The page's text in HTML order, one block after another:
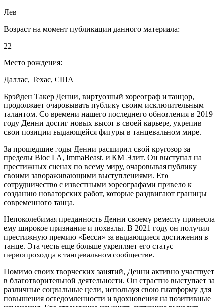
Лев
Возраст на момент публикации данного материала:
22
Место рождения:
Даллас, Техас, США
Брэйден Такер Денни, виртуозный хореограф и танцор,
продолжает очаровывать публику своим исключительным
талантом. Со времени нашего последнего обновления в 2019
году Денни достиг новых высот в своей карьере, укрепив
свои позиции выдающейся фигуры в танцевальном мире.
За прошедшие годы Денни расширил свой кругозор за
пределы Bloc LA, ImmaBeast. и КМ Элит. Он выступал на
престижных сценах по всему миру, очаровывая публику
своими завораживающими выступлениями. Его
сотрудничество с известными хореографами привело к
созданию новаторских работ, которые раздвигают границы
современного танца.
Непоколебимая преданность Денни своему ремеслу принесла
ему широкое признание и похвалы. В 2021 году он получил
престижную премию «Бесси» за выдающиеся достижения в
танце. Эта честь еще больше укрепляет его статус
первопроходца в танцевальном сообществе.
Помимо своих творческих занятий, Денни активно участвует
в благотворительной деятельности. Он страстно выступает за
различные социальные цели, используя свою платформу для
повышения осведомленности и вдохновения на позитивные